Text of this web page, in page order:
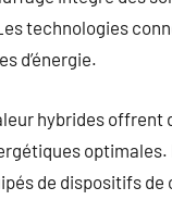
technologies
d’énergie.
hybrides offrent
optimales.
de dispositifs de